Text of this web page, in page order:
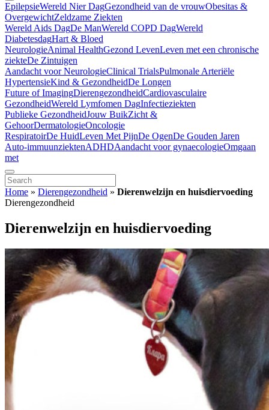
EpilepsieWereld Nier DagGezondheid van de vrouwObesitas &
OvergewichtZeldzame Ziekten
Wereld Aids DagDe ManWereld COPD DagWereld
DiabetesdagHart & Bloed
NeurologieAnimal HealthGezond LevenLeven met een chronische
ziekteDe Zintuigen
Aandacht voor NeurologieClinical TrialsPulmonale Arteriële
HypertensieKind & GezondheidDe Longen
Future of ImagingDierengezondheidCardiovasculaire
GezondheidWereld Lymfomen DagInfectieziekten
Publieke GezondheidJouw BuikZicht &
GehoorDermatologieOncologie
RespiratoirDe HuidLeven Met PijnDe OgenDe Gouden Jaren
Auto-immuunziektenADHDAandacht voor gynaecologieOmgaan
met
Home » Dierengezondheid » Dierenwelzijn en huisdiervoeding
Dierengezondheid
Dierenwelzijn en huisdiervoeding